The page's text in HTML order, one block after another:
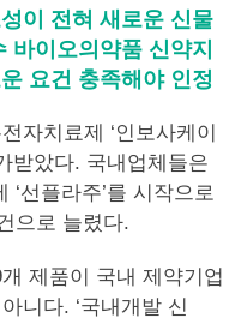
이 전혀 새로운 신물
바이오의약품 신약지
요건 충족해야 인정
자치료제 ‘인보사케이
받았다. 국내업체들은
‘선플라주’를 시작으로
으로 늘렸다.
제품이 국내 제약기업
니다. ‘국내개발 신